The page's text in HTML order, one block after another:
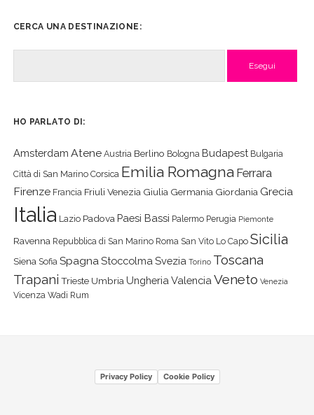
CERCA UNA DESTINAZIONE:
HO PARLATO DI:
Amsterdam Atene Austria Berlino Bologna Budapest Bulgaria
Città di San Marino Corsica Emilia Romagna Ferrara
Firenze Francia Friuli Venezia Giulia Germania Giordania Grecia
Italia Lazio Padova Paesi Bassi Palermo Perugia Piemonte
Ravenna Repubblica di San Marino Roma San Vito Lo Capo Sicilia
Siena Sofia Spagna Stoccolma Svezia Torino Toscana
Trapani Trieste Umbria Ungheria Valencia Veneto Venezia
Vicenza Wadi Rum
Privacy Policy Cookie Policy